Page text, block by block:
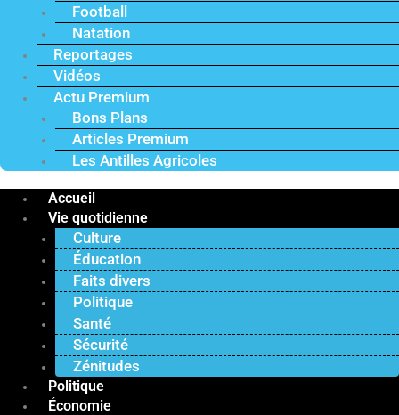
Football
Natation
Reportages
Vidéos
Actu Premium
Bons Plans
Articles Premium
Les Antilles Agricoles
Accueil
Vie quotidienne
Culture
Éducation
Faits divers
Politique
Santé
Sécurité
Zénitudes
Politique
Économie